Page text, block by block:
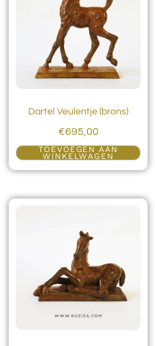
Dartel Veulentje (brons)
€695,00
TOEVOEGEN AAN
WINKELWAGEN